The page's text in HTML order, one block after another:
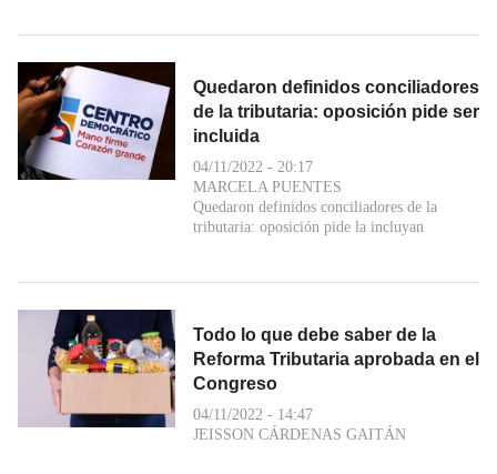
Quedaron definidos conciliadores
de la tributaria: oposición pide ser
incluida
04/11/2022 - 20:17
MARCELA PUENTES
Quedaron definidos conciliadores de la
tributaria: oposición pide la incluyan
Todo lo que debe saber de la
Reforma Tributaria aprobada en el
Congreso
04/11/2022 - 14:47
JEISSON CÁRDENAS GAITÁN